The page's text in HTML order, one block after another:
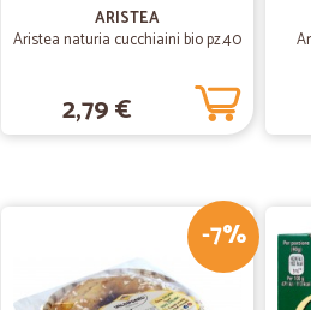
mezzanotte, alle 16 dello stesso giorno i
ottima scelta, buoni prezzi. Tutto perfetto!
in 24…
ore, scelta dei prodotti varia e di qualità.
nonostante il periodo un po
ARISTEA
Aristea naturia cucchiaini bio pz.40
2,79 €
-7%